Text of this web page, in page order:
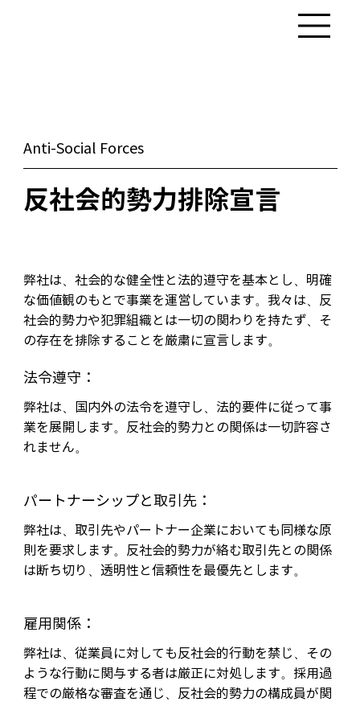
Anti-Social Forces
反社会的勢力排除宣言
弊社は、社会的な健全性と法的遵守を基本とし、明確
な価値観のもとで事業を運営しています。我々は、反
社会的勢力や犯罪組織とは一切の関わりを持たず、そ
の存在を排除することを厳粛に宣言します。
法令遵守：
弊社は、国内外の法令を遵守し、法的要件に従って事
業を展開します。反社会的勢力との関係は一切許容さ
れません。
パートナーシップと取引先：
弊社は、取引先やパートナー企業においても同様な原
則を要求します。反社会的勢力が絡む取引先との関係
は断ち切り、透明性と信頼性を最優先とします。
雇用関係：
弊社は、従業員に対しても反社会的行動を禁じ、その
ような行動に関与する者は厳正に対処します。採用過
程での厳格な審査を通じ、反社会的勢力の構成員が関